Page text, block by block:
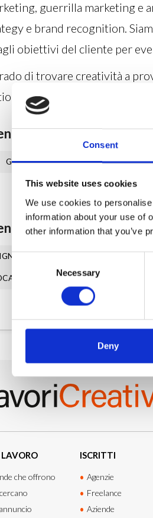
Consent
This website uses cookies
We use cookies to
information about your use of
other information that you’ve
Consent
Selection
Necessary
Deny
guerrilla marketing e
e brand recognition.
obiettivi del cliente per
di trovare creatività a
ma anche conventional
generali
GRAPHIC-DESIGN ALTRE-
specifiche
EVENTI STAND E
che offrono
ISCRITTI
Agenzie
Freelance
Aziende